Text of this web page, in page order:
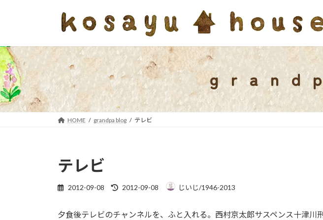
ツ
へ
ス
キ
ッ
プ
シ
ョ
ン
に
移
動
HOME grandpa blog テレビ
テレビ
2012-09-08
最
新
2012-09-08 じいじ/1946-2013
夕食後テレビのチャンネルを、ふと入れる。西村京太郎サスペンス十津川